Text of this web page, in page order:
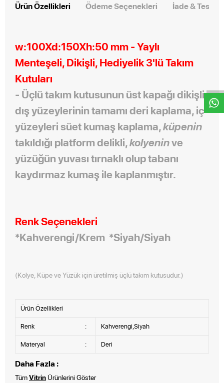
Ürün Özellikleri Ödeme Seçenekleri İade &
w:100Xd:150Xh:50 mm - Yaylı
Menteşeli, Dikişli, Hediyelik 3'lü Takım
Kutuları
- Üçlü takım kutusunun üst kapağı dikişli,
dış yüzeylerinin tamamı deri kaplama, iç
yüzeyleri süet kumaş kaplama,küpenin
takıldığı platform delikli,kolyeninve
yüzüğün yuvası tırnaklı olup tabanı
kaydırmaz kumaş ile kaplanmıştır.
Renk Seçenekleri
*Kahverengi/Krem *Siyah/Siyah
(Kolye, Küpe ve Yüzük için üretilmiş üçlü takım kutusudur.)
Ürün Özellikleri
Renk : Kahverengi,Siyah
Materyal : Deri
Daha Fazla :
TümVitrin Ürünlerini Göster